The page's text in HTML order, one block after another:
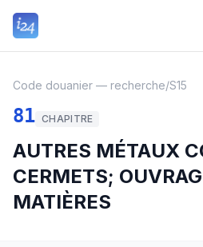
Code douanier — recherche/S15
81 CHAPITRE
AUTRES MÉTAUX
CERMETS;
MATIÈRES